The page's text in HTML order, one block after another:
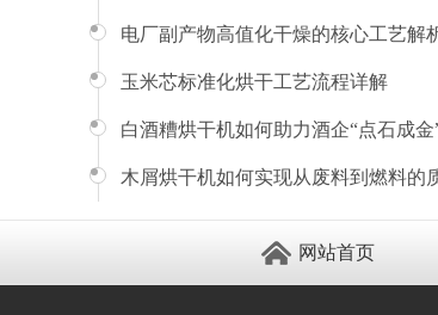
电厂副产物高值化干燥的核心工艺解
玉米芯标准化烘干工艺流程详解
白酒糟烘干机如何助力酒企“点石成金
木屑烘干机如何实现从废料到燃料的
网站首页